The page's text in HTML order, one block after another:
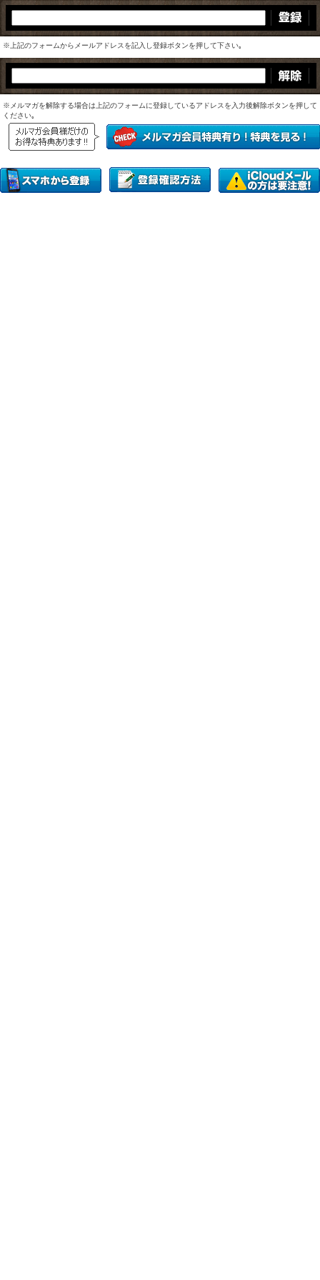
※上記のフォームからメールアドレスを記入し登録ボタンを押して下さい｡
※メルマガを解除する場合は上記のフォームに登録しているアドレスを入力後解除ボタンを押して
ください｡